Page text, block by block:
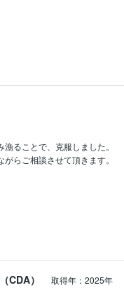
ることで、克服しました。
らご相談させて頂きます。
CDA） 取得年：2025年